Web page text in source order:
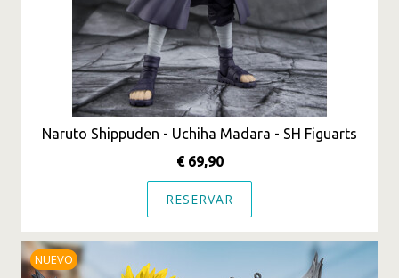
Naruto Shippuden - Uchiha Madara - SH Figuarts
€ 69,90
RESERVAR
NUEVO